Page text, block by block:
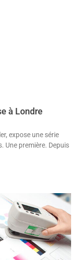
à Londre
expose une série
Une première. Depuis